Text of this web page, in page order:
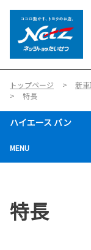
トップページ 新
特長
ハイエース バン
MENU
特長